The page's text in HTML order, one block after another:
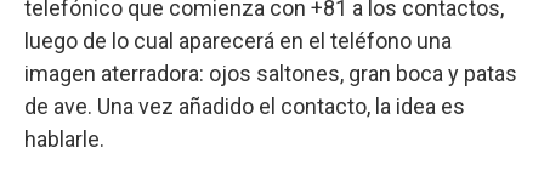
telefónico que comienza con +81 a los contactos,
luego de lo cual aparecerá en el teléfono una
imagen aterradora: ojos saltones, gran boca y patas
de ave. Una vez añadido el contacto, la idea es
hablarle.